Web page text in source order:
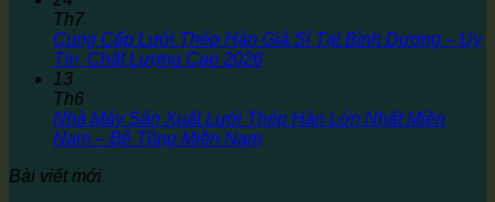
Th7
Cung Cấp Lưới Thép Hàn Giá Sỉ Tại Bình Dương – Uy
Tín, Chất Lượng Cao 2026
13
Th6
Nhà Máy Sản Xuất Lưới Thép Hàn Lớn Nhất Miền
Nam – Bê Tông Miền Nam
Bài viết mới